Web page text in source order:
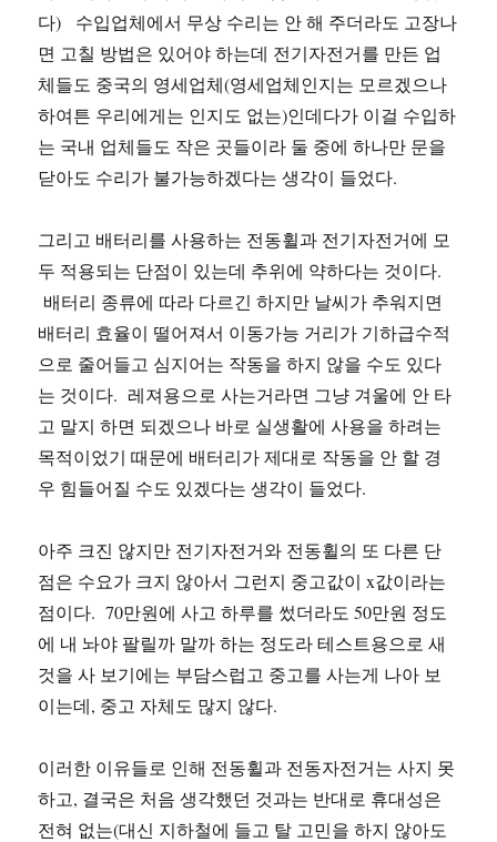
다) 수입업체에서 무상 수리는 안 해 주더라도 고장나
면 고칠 방법은 있어야 하는데 전기자전거를 만든 업
체들도 중국의 영세업체(영세업체인지는 모르겠으나
하여튼 우리에게는 인지도 없는)인데다가 이걸 수입하
는 국내 업체들도 작은 곳들이라 둘 중에 하나만 문을
닫아도 수리가 불가능하겠다는 생각이 들었다.
그리고 배터리를 사용하는 전동휠과 전기자전거에 모
두 적용되는 단점이 있는데 추위에 약하다는 것이다.
배터리 종류에 따라 다르긴 하지만 날씨가 추워지면
배터리 효율이 떨어져서 이동가능 거리가 기하급수적
으로 줄어들고 심지어는 작동을 하지 않을 수도 있다
는 것이다. 레져용으로 사는거라면 그냥 겨울에 안 타
고 말지 하면 되겠으나 바로 실생활에 사용을 하려는
목적이었기 때문에 배터리가 제대로 작동을 안 할 경
우 힘들어질 수도 있겠다는 생각이 들었다.
아주 크진 않지만 전기자전거와 전동휠의 또 다른 단
점은 수요가 크지 않아서 그런지 중고값이 x값이라는
점이다. 70만원에 사고 하루를 썼더라도 50만원 정도
에 내 놔야 팔릴까 말까 하는 정도라 테스트용으로 새
것을 사 보기에는 부담스럽고 중고를 사는게 나아 보
이는데, 중고 자체도 많지 않다.
이러한 이유들로 인해 전동휠과 전동자전거는 사지 못
하고, 결국은 처음 생각했던 것과는 반대로 휴대성은
전혀 없는(대신 지하철에 들고 탈 고민을 하지 않아도